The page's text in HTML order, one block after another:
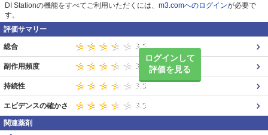
DI Stationの機能をすべてご利用いただくには、 m3.comへのログインが必要で
す。
評価サマリー
ログインして
評価を見る
総合
副作用頻度
持続性
エビデンスの確かさ
関連薬剤